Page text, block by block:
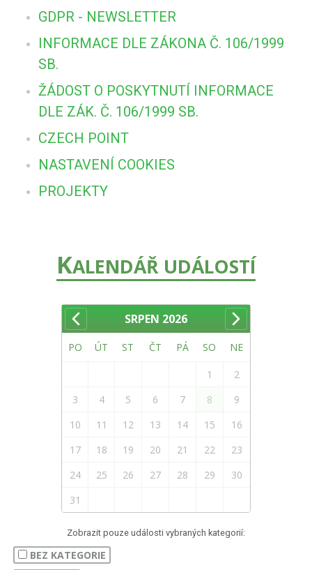
GDPR - NEWSLETTER
INFORMACE DLE ZÁKONA Č. 106/1999
SB.
ŽÁDOST O POSKYTNUTÍ INFORMACE
DLE ZÁK. Č. 106/1999 SB.
CZECH POINT
NASTAVENÍ COOKIES
PROJEKTY
KALENDÁŘ UDÁLOSTÍ
SRPEN 2026
PO ÚT ST ČT PÁ SO NE
1
2
3
4 5 6 7 8
9
10
11 12 13 14 15
16
17
18 19 20 21 22
23
24
25 26 27 28 29
30
31
Zobrazit pouze události vybraných kategorií:
BEZ KATEGORIE